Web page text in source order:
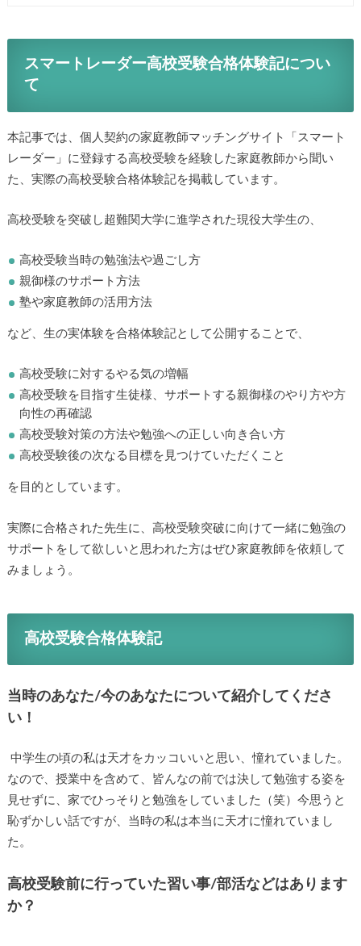
スマートレーダー高校受験合格体験記につ
いて
本記事では、個人契約の家庭教師マッチングサイト「スマー
トレーダー」に登録する高校受験を経験した家庭教師から聞
いた、実際の高校受験合格体験記を掲載しています。
高校受験を突破し超難関大学に進学された現役大学生の、
高校受験当時の勉強法や過ごし方
親御様のサポート方法
塾や家庭教師の活用方法
など、生の実体験を合格体験記として公開することで、
高校受験に対するやる気の増幅
高校受験を目指す生徒様、サポートする親御様のやり方や
方向性の再確認
高校受験対策の方法や勉強への正しい向き合い方
高校受験後の次なる目標を見つけていただくこと
を目的としています。
実際に合格された先生に、高校受験突破に向けて一緒に勉強
のサポートをして欲しいと思われた方はぜひ家庭教師を依頼
してみましょう。
高校受験合格体験記
当時のあなた/今のあなたについて紹介してくださ
い！
中学生の頃の私は天才をカッコいいと思い、憧れていまし
た。なので、授業中を含めて、皆んなの前では決して勉強す
る姿を見せずに、家でひっそりと勉強をしていました（笑）
今思うと恥ずかしい話ですが、当時の私は本当に天才に憧れ
ていました。
高校受験前に行っていた習い事/部活などはありま
すか？